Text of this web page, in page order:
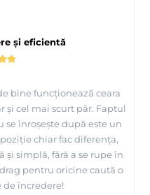
și eficientă
bine funcționează ceara
și cel mai scurt păr. Faptul
se înroșește după este un
chiar fac diferența,
simplă, fără a se rupe în
pentru oricine caută o
de încredere!